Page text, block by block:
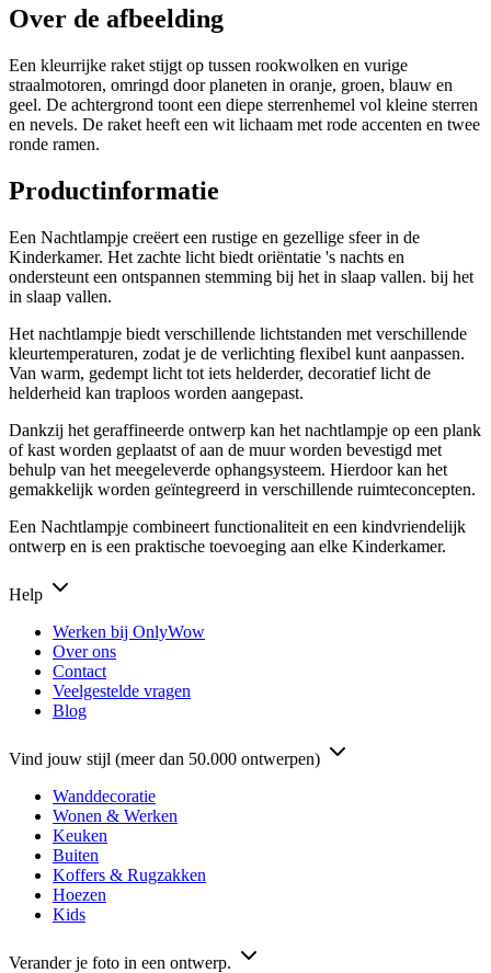
Over de afbeelding
Een kleurrijke raket stijgt op tussen rookwolken en vurige
straalmotoren, omringd door planeten in oranje, groen, blauw en
geel. De achtergrond toont een diepe sterrenhemel vol kleine sterren
en nevels. De raket heeft een wit lichaam met rode accenten en twee
ronde ramen.
Productinformatie
Een Nachtlampje creëert een rustige en gezellige sfeer in de
Kinderkamer. Het zachte licht biedt oriëntatie 's nachts en
ondersteunt een ontspannen stemming bij het in slaap vallen. bij het
in slaap vallen.
Het nachtlampje biedt verschillende lichtstanden met verschillende
kleurtemperaturen, zodat je de verlichting flexibel kunt aanpassen.
Van warm, gedempt licht tot iets helderder, decoratief licht de
helderheid kan traploos worden aangepast.
Dankzij het geraffineerde ontwerp kan het nachtlampje op een plank
of kast worden geplaatst of aan de muur worden bevestigd met
behulp van het meegeleverde ophangsysteem. Hierdoor kan het
gemakkelijk worden geïntegreerd in verschillende ruimteconcepten.
Een Nachtlampje combineert functionaliteit en een kindvriendelijk
ontwerp en is een praktische toevoeging aan elke Kinderkamer.
Help
Werken bij OnlyWow
Over ons
Contact
Veelgestelde vragen
Blog
Vind jouw stijl (meer dan 50.000 ontwerpen)
Wanddecoratie
Wonen & Werken
Keuken
Buiten
Koffers & Rugzakken
Hoezen
Kids
Verander je foto in een ontwerp.